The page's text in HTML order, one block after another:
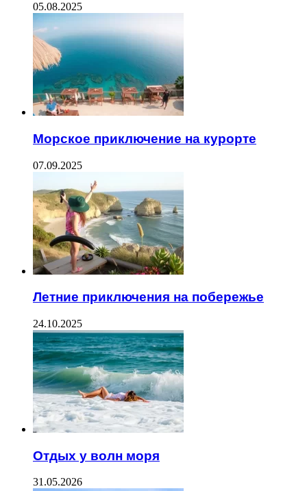
05.08.2025
Морское приключение на курорте
07.09.2025
Летние приключения на побережье
24.10.2025
Отдых у волн моря
31.05.2026